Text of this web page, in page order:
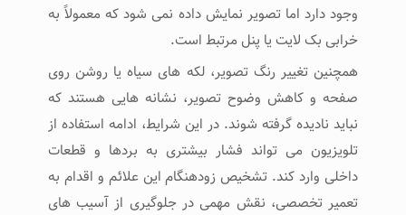
وجود دارد اما تصویر نمایش داده نمی ‌شود که معمولاً به
خرابی بک ‌لایت یا پنل مرتبط است.
همچنین تغییر رنگ تصویر، لکه ‌های سیاه یا روشن روی
صفحه و کاهش وضوح تصویر، نشانه ‌هایی هستند که
نباید نادیده گرفته شوند. در این شرایط، ادامه استفاده از
تلویزیون می ‌تواند فشار بیشتری به بردها و قطعات
داخلی وارد کند. تشخیص زودهنگام این علائم و اقدام به
تعمیر تخصصی، نقش مهمی در جلوگیری از آسیب ‌های